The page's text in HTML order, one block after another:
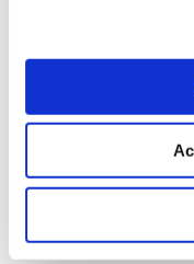
prodotti è di alto
Simone
★★★★★
Ottima esperienza
puntuale e